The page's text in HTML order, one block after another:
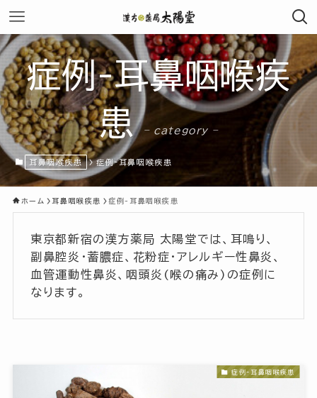
症例-耳鼻咽喉疾
患
– category –
耳鼻咽喉疾患 症例-耳鼻咽喉疾患
ホーム 耳鼻咽喉疾患 症例-耳鼻咽喉疾患
東京都新宿の漢方薬局 太陽堂では、耳鳴り、
副鼻腔炎・蓄膿症、花粉症・アレルギー性鼻炎、
血管運動性鼻炎、咽頭炎(喉の痛み)の症例に
なります。
症例-耳鼻咽喉疾患